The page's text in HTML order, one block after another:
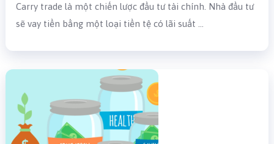
Carry trade là một chiến lược đầu tư tài chính. Nhà đầu tư
sẽ vay tiền bằng một loại tiền tệ có lãi suất …